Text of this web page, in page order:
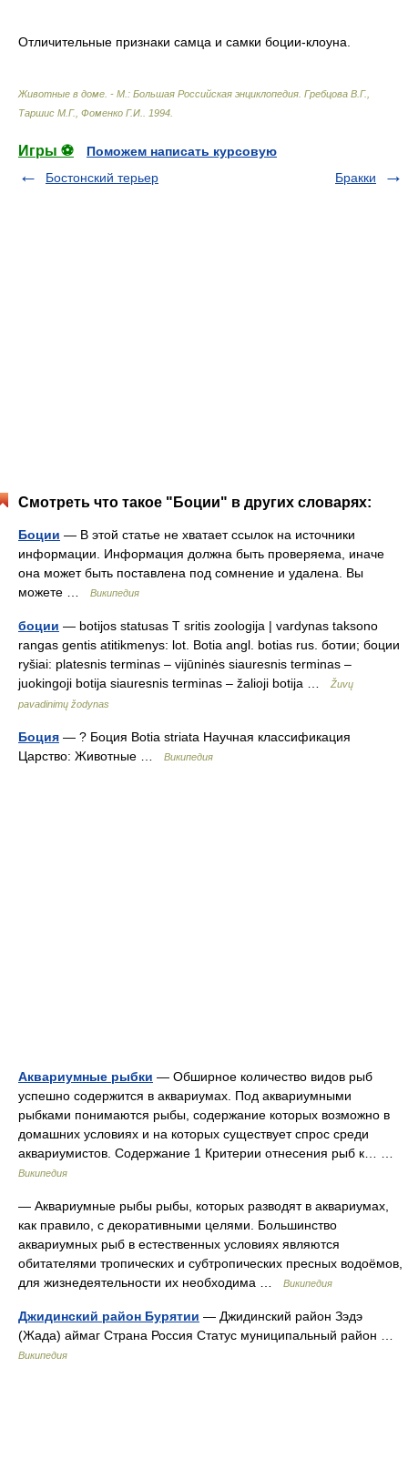
Отличительные признаки самца и самки боции-клоуна.
Животные в доме. - М.: Большая Российская энциклопедия Гребцова В.Г.,
Таршис М.Г., Фоменко Г.И.
1994
Игры ⚽
Поможем написать курсовую
Бостонский терьер
Бракки
Смотреть что такое "Боции" в других словарях:
Боции — В этой статье не хватает ссылок на источники
информации. Информация должна быть проверяема, иначе
она может быть поставлена под сомнение и удалена. Вы
можете …
Википедия
боции — botijos statusas T sritis zoologija | vardynas taksono
rangas gentis atitikmenys: lot. Botia angl. botias rus. ботии; боции
ryšiai: platesnis terminas – vijūninės siauresnis terminas –
juokingoji botija siauresnis terminas – žalioji botija …
Žuvų
pavadinimų žodynas
Боция — ? Боция Botia striata Научная классификация
Царство: Животные …
Википедия
Аквариумные рыбки — Обширное количество видов рыб
успешно содержится в аквариумах. Под аквариумными
рыбками понимаются рыбы, содержание которых возможно в
домашних условиях и на которых существует спрос среди
аквариумистов. Содержание 1 Критерии отнесения рыб к… …
Википедия
— Аквариумные рыбы рыбы, которых разводят в аквариумах,
как правило, с декоративными целями. Большинство
аквариумных рыб в естественных условиях являются
обитателями тропических и субтропических пресных водоёмов,
для жизнедеятельности их необходима …
Википедия
Джидинский район Бурятии — Джидинский район Зэдэ
(Жада) аймаг Страна Россия Статус муниципальный район …
Википедия